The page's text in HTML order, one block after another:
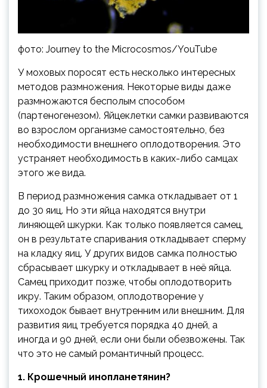
фото: Journey to the Microcosmos/YouTube
У моховых поросят есть несколько интересных
методов размножения. Некоторые виды даже
размножаются бесполым способом
(партеногенезом). Яйцеклетки самки развиваются
во взрослом организме самостоятельно, без
необходимости внешнего оплодотворения. Это
устраняет необходимость в каких-либо самцах
этого же вида.
В период размножения самка откладывает от 1
до 30 яиц. Но эти яйца находятся внутри
линяющей шкурки. Как только появляется самец,
он в результате спаривания откладывает сперму
на кладку яиц. У других видов самка полностью
сбрасывает шкурку и откладывает в неё яйца.
Самец приходит позже, чтобы оплодотворить
икру. Таким образом, оплодотворение у
тихоходок бывает внутренним или внешним. Для
развития яиц требуется порядка 40 дней, а
иногда и 90 дней, если они были обезвожены. Так
что это не самый романтичный процесс.
1. Крошечный инопланетянин?